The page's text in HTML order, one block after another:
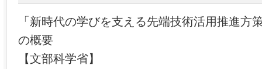
「新時代の学びを支える先端技術活用推進方
の概要
【文部科学省】